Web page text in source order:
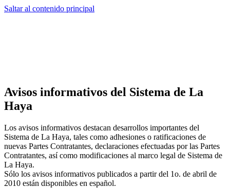
Saltar al contenido principal
Avisos informativos del Sistema de La
Haya
Los avisos informativos destacan desarrollos importantes del
Sistema de La Haya, tales como adhesiones o ratificaciones de
nuevas Partes Contratantes, declaraciones efectuadas por las Partes
Contratantes, así como modificaciones al marco legal de Sistema de
La Haya.
Sólo los avisos informativos publicados a partir del 1o. de abril de
2010 están disponibles en español.